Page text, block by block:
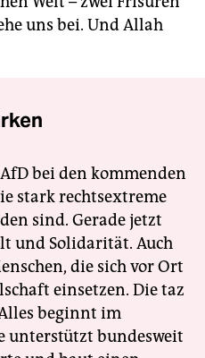
uns bei. Und Allah
bei den kommenden
stark rechtsextreme
sind. Gerade jetzt
und Solidarität. Auch
die sich vor Ort
einsetzen. Die taz
beginnt im
unterstützt bundesweit